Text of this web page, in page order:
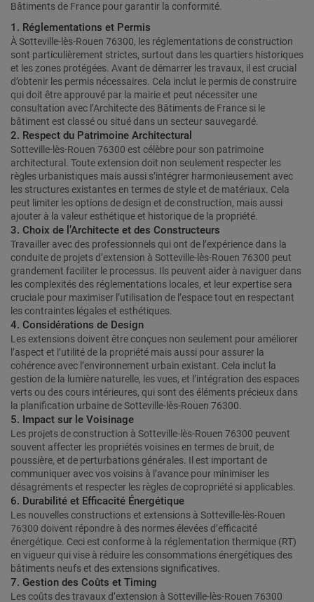
Bâtiments de France pour garantir la conformité.
1. Réglementations et Permis
À Sotteville-lès-Rouen 76300, les réglementations de construction
sont particulièrement strictes, surtout dans les quartiers historiques
et les zones protégées. Avant de démarrer les travaux, il est crucial
d’obtenir les permis nécessaires. Cela inclut le permis de construire
qui doit être approuvé par la mairie et peut nécessiter une
consultation avec l’Architecte des Bâtiments de France si le
bâtiment est classé ou situé dans un secteur sauvegardé.
2. Respect du Patrimoine Architectural
Sotteville-lès-Rouen 76300 est célèbre pour son patrimoine
architectural. Toute extension doit non seulement respecter les
règles urbanistiques mais aussi s’intégrer harmonieusement avec
les structures existantes en termes de style et de matériaux. Cela
peut limiter les options de design et de construction, mais aussi
ajouter à la valeur esthétique et historique de la propriété.
3. Choix de l’Architecte et des Constructeurs
Travailler avec des professionnels qui ont de l’expérience dans la
conduite de projets d’extension à Sotteville-lès-Rouen 76300 peut
grandement faciliter le processus. Ils peuvent aider à naviguer dans
les complexités des réglementations locales, et leur expertise sera
cruciale pour maximiser l’utilisation de l’espace tout en respectant
les contraintes légales et esthétiques.
4. Considérations de Design
Les extensions doivent être conçues non seulement pour améliorer
l’aspect et l’utilité de la propriété mais aussi pour assurer la
cohérence avec l’environnement urbain existant. Cela inclut la
gestion de la lumière naturelle, les vues, et l’intégration des espaces
verts ou des cours intérieures, qui sont des éléments précieux dans
la planification urbaine de Sotteville-lès-Rouen 76300.
5. Impact sur le Voisinage
Les projets de construction à Sotteville-lès-Rouen 76300 peuvent
souvent affecter les propriétés voisines en termes de bruit, de
poussière, et de perturbations générales. Il est important de
communiquer avec vos voisins à l’avance pour minimiser les
désagréments et respecter les règles de copropriété si applicables.
6. Durabilité et Efficacité Énergétique
Les nouvelles constructions et extensions à Sotteville-lès-Rouen
76300 doivent répondre à des normes élevées d’efficacité
énergétique. Ceci est conforme à la réglementation thermique (RT)
en vigueur qui vise à réduire les consommations énergétiques des
bâtiments neufs et des extensions significatives.
7. Gestion des Coûts et Timing
Les coûts des travaux d’extension à Sotteville-lès-Rouen 76300